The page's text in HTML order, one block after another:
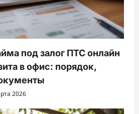
под залог ПТС онлайн
в офис: порядок,
2026